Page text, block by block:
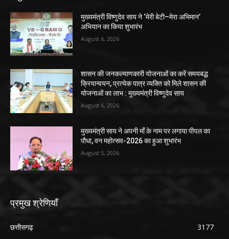
मुख्यमंत्री विष्णुदेव साय ने ‘मेरी बेटी–मेरा अभिमान’
अभियान का किया शुभारंभ
August 6, 2026
शासन की जनकल्याणकारी योजनाओं का करें समयबद्ध
क्रियान्वयन, प्रत्येक पात्र व्यक्ति को मिले शासन की
योजनाओं का लाभ : मुख्यमंत्री विष्णुदेव साय
August 6, 2026
मुख्यमंत्री साय ने अपनी माँ के नाम पर लगाया पीपल का
पौधा, वन महोत्सव-2026 का हुआ शुभारंभ
August 5, 2026
प्रमुख श्रेणियाँ
छत्तीसगढ़
3177